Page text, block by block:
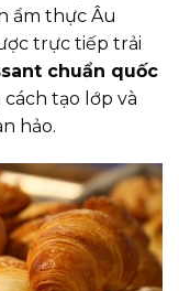
ẩm thực Âu
trực tiếp trải
chuẩn quốc
tạo lớp và
hảo.